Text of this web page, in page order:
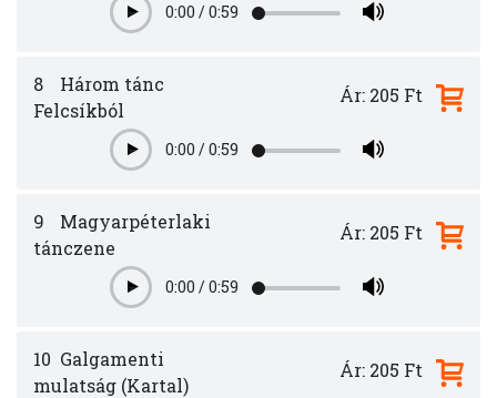
Play0:00 /0:59
8
Három tánc
Felcsíkból
Play0:00 /0:59
Ár: 205 Ft
9
Magyarpéterlaki
tánczene
Play0:00 /0:59
Ár: 205 Ft
10 Galgamenti
mulatság (Kartal)
Ár: 205 Ft